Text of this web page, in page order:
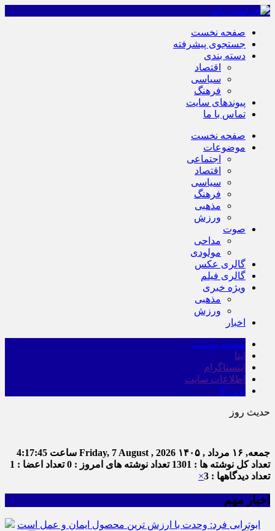
صفحه نخست
جستجوی پیشرفته
دسته بندی
اقتصاد
سیاسی
فرهنگ
پیوندهای سایت
تماس با ما
صفحه نخست
موضوعات
اجتماعی
اقتصاد
سیاسی
فرهنگ
مذهبی
ورزش
صوت
مداحی
مولودی
گالری عکس
گالری فیلم
ویژه خبری
مذهبی
ورزش
اخبار
صفحه نخست
ایتا
اینستاگرام
اطلاعات سایت
برو بالا
حدیث روز
جمعه, ۱۶ مرداد , ۱۴۰۵ Friday, 7 August , 2026 ساعت 4:17:45
تعداد کل نوشته ها : 1301
تعداد نوشته های امروز : 0
تعداد اعضا : 1
تعداد دیدگاهها : 3
×
اخبار مهم
ابوترابی فرد: وحدت با ارزش ترین محصول ایمان و عمل است